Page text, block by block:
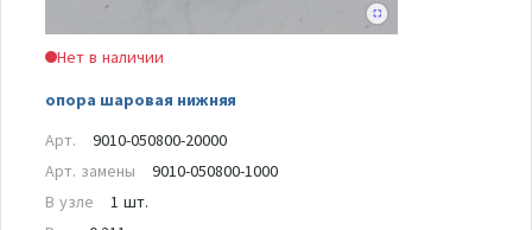
Нет в наличии
опора шаровая нижняя
Арт.
9010-050800-20000
Арт. замены
9010-050800-1000
В узле
1 шт.